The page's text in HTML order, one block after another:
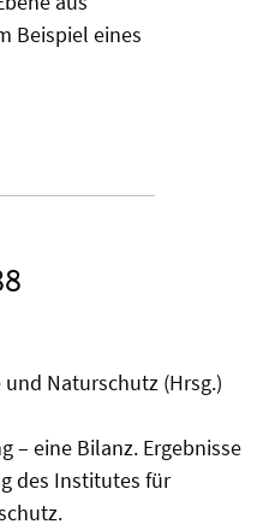
Beispiel eines
Naturschutz (Hrsg.)
– eine Bilanz. Ergebnisse
des Institutes für